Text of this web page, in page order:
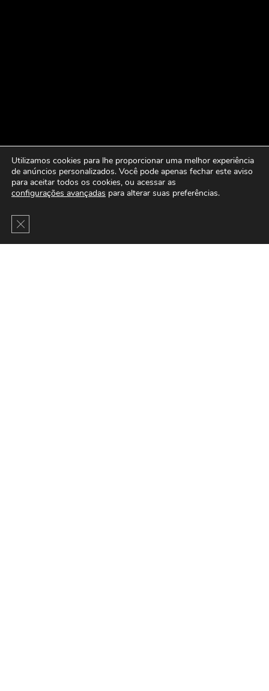
Utilizamos cookies para lhe proporcionar uma melhor experiência
de anúncios personalizados. Você pode apenas fechar este aviso
para aceitar todos os cookies, ou acessar as
configurações avançadas para alterar suas preferências.
Close GDPR Cookie Banner